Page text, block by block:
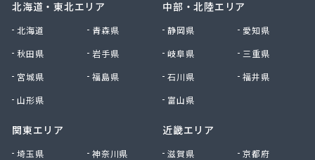
串田燃料店
熊谷化学株式会社
原島燃料店
古姓商店
五十嵐燃料店
江本商店
高橋商店
北海道・東北エリア
北海道
青森県
秋田県
岩手県
宮城県
福島県
山形県
関東エリア
埼玉県
神奈川県
中部・北陸エリア
静岡県
愛知県
岐阜県
三重県
石川県
福井県
富山県
近畿エリア
滋賀県
京都府